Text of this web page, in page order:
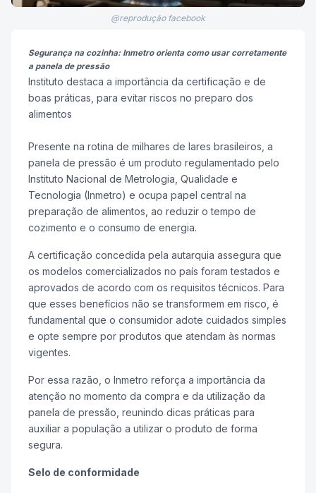
@reprodução facebook
Segurança na cozinha: Inmetro orienta como usar corretamente
a panela de pressão
Instituto destaca a importância da certificação e de
boas práticas, para evitar riscos no preparo dos
alimentos
Presente na rotina de milhares de lares brasileiros, a
panela de pressão é um produto regulamentado pelo
Instituto Nacional de Metrologia, Qualidade e
Tecnologia (Inmetro) e ocupa papel central na
preparação de alimentos, ao reduzir o tempo de
cozimento e o consumo de energia.
A certificação concedida pela autarquia assegura que
os modelos comercializados no país foram testados e
aprovados de acordo com os requisitos técnicos. Para
que esses benefícios não se transformem em risco, é
fundamental que o consumidor adote cuidados simples
e opte sempre por produtos que atendam às normas
vigentes.
Por essa razão, o Inmetro reforça a importância da
atenção no momento da compra e da utilização da
panela de pressão, reunindo dicas práticas para
auxiliar a população a utilizar o produto de forma
segura.
Selo de conformidade